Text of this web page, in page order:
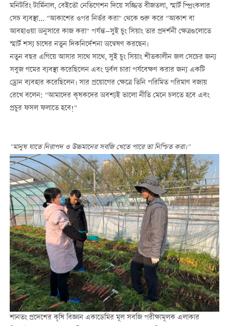
মনিটরিং টার্মিনাল, বেইতৌ নেভিগেশন দিয়ে সজ্জিত বীজতলা, স্মার্ট স্প্রিংকলার
সেচ ব্যবস্থা... "আকাশের ওপর নির্ভর করা" থেকে শুরু করে "আকাশ বা
আবহাওয়া অনুসারে কাজ করা" পর্যন্ত—সুই চুং সিয়াং তার প্রদর্শনী ক্ষেত্রগুলোতে
স্মার্ট শস্য চাষের নতুন দিকনির্দেশনা অন্বেষণ করছেন।
নতুন বছর এগিয়ে আসার সাথে সাথে, সুই চুং সিয়াং শীতকালীন জল সেচের জন্য
সবুজ গমের ব্যবস্থা করেছিলেন এবং দুর্বল চারা পর্যবেক্ষণ করার জন্য একটি
ড্রোন ব্যবহার করেছিলেন। সার প্রয়োগের ক্ষেত্রে তিনি পরিমিত পরিমাণ বজায়
রেখে বলেন: "আমাদের কৃষকদের অবশ্যই ভালো নীতি মেনে চলতে হবে এবং
প্রচুর ফসল ফলাতে হবে!"
"মানুষ যাতে নিরাপদও উচ্চমানের সবজি খেতে পারে তা নিশ্চিত করা।"
শানতং প্রদেশের কৃষি বিজ্ঞান একাডেমির মূল সবজি পরীক্ষামূলক এলাকার